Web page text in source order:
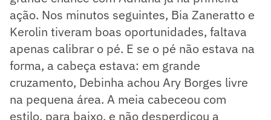
ação. Nos minutos seguintes, Bia Zaneratto e
Kerolin tiveram boas oportunidades, faltava
apenas calibrar o pé. E se o pé não estava na
forma, a cabeça estava: em grande
cruzamento, Debinha achou Ary Borges livre
na pequena área. A meia cabeceou com
estilo, para baixo, e não desperdiçou a